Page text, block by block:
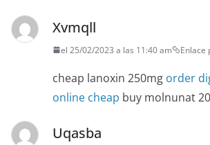
Xvmqll
el 25/02/2023 a las 11:40 am Enlace
cheap lanoxin 250mg order
online cheap buy molnunat
Uqasba